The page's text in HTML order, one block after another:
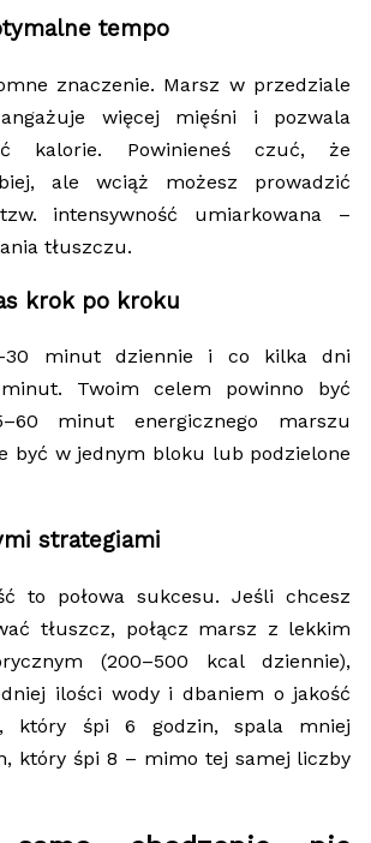
tempo
znaczenie. Marsz w przedziale
więcej mięśni i pozwala
kalorie. Powinieneś czuć, że
ale wciąż możesz prowadzić
intensywność umiarkowana –
tłuszczu.
krok po kroku
minut dziennie i co kilka dni
Twoim celem powinno być
minut energicznego marszu
być w jednym bloku lub podzielone
strategiami
to połowa sukcesu. Jeśli chcesz
tłuszcz, połącz marsz z lekkim
(200–500 kcal dziennie),
ilości wody i dbaniem o jakość
który śpi 6 godzin, spala mniej
który śpi 8 – mimo tej samej liczby